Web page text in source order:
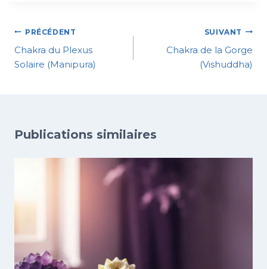
PRÉCÉDENT
Chakra du Plexus
Solaire (Manipura)
SUIVANT
Chakra de la Gorge
(Vishuddha)
Publications similaires